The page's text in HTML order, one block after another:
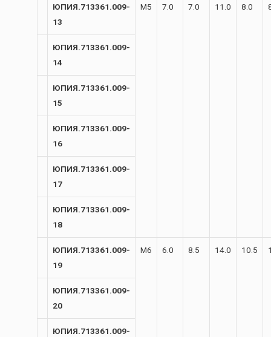
ЮПИЯ.713361.009-
13
М5 7.0 7.0 11.0 8.0
ЮПИЯ.713361.009-
14
ЮПИЯ.713361.009-
15
ЮПИЯ.713361.009-
16
ЮПИЯ.713361.009-
17
ЮПИЯ.713361.009-
18
ЮПИЯ.713361.009-
19
М6 6.0 8.5 14.0 10.5
ЮПИЯ.713361.009-
20
ЮПИЯ.713361.009-